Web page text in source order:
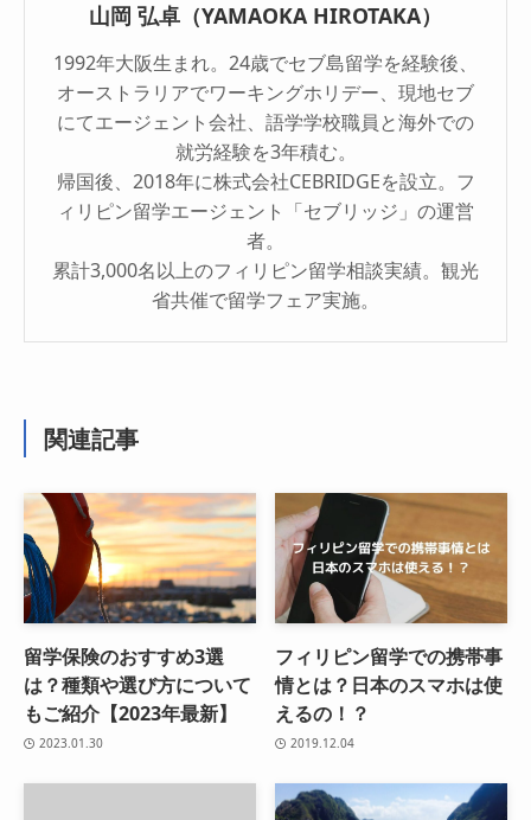
山岡 弘卓（YAMAOKA HIROTAKA）
1992年大阪生まれ。24歳でセブ島留学を経験後、
オーストラリアでワーキングホリデー、現地セブ
にてエージェント会社、語学学校職員と海外での
就労経験を3年積む。
帰国後、2018年に株式会社CEBRIDGEを設立。フ
ィリピン留学エージェント「セブリッジ」の運営
者。
累計3,000名以上のフィリピン留学相談実績。観光
省共催で留学フェア実施。
関連記事
留学保険のおすすめ3選
は？種類や選び方について
もご紹介【2023年最新】
2023.01.30
フィリピン留学での携帯事
情とは？日本のスマホは使
えるの！？
2019.12.04